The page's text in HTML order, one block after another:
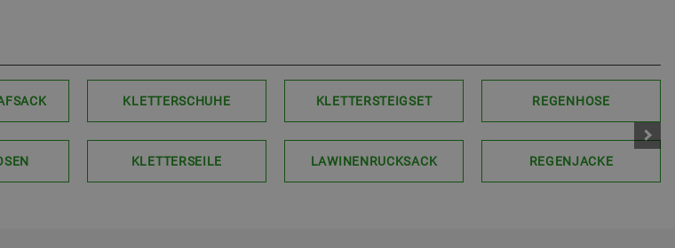
KLETTERSCHUHE
KLETTERSEILE
KLETTERSTEIGSET
LAWINENRUCKSACK
REGENHOSE
REGENJACKE